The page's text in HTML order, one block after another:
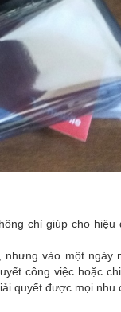
chỉ giúp cho hiệu
vào một ngày
công việc hoặc
quyết được mọi nhu